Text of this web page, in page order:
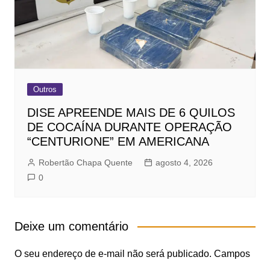
Outros
DISE APREENDE MAIS DE 6 QUILOS
DE COCAÍNA DURANTE OPERAÇÃO
“CENTURIONE” EM AMERICANA
Robertão Chapa Quente
agosto 4, 2026
0
Deixe um comentário
O seu endereço de e-mail não será publicado. Campos